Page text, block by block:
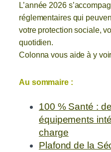
L’année 2026
réglementaires qui
votre protection sociale,
quotidien.
Colonna vous aide à y
Au sommaire :
100 % Santé :
équipements
charge
Plafond de la